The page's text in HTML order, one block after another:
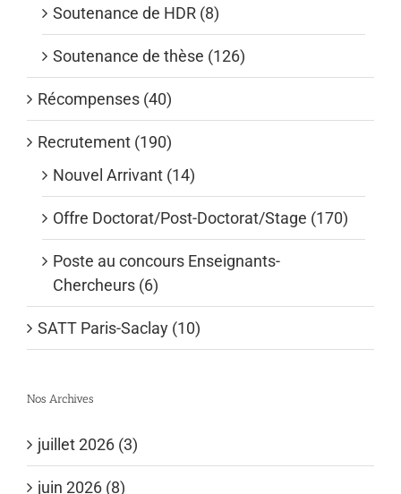
Soutenance de HDR (8)
Soutenance de thèse (126)
Récompenses (40)
Recrutement (190)
Nouvel Arrivant (14)
Offre Doctorat/Post-Doctorat/Stage (170)
Poste au concours Enseignants-
Chercheurs (6)
SATT Paris-Saclay (10)
Nos Archives
juillet 2026 (3)
juin 2026 (8)